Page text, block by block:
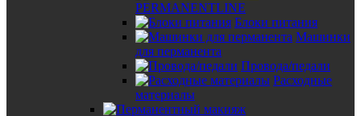
PERMANENTLINE
Блоки питания
Машинки
для перманента
Провода/педали
Расходные
материалы